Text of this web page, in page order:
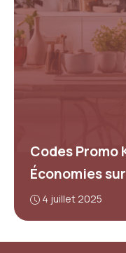
Codes Promo
Économies
4 juillet 2025